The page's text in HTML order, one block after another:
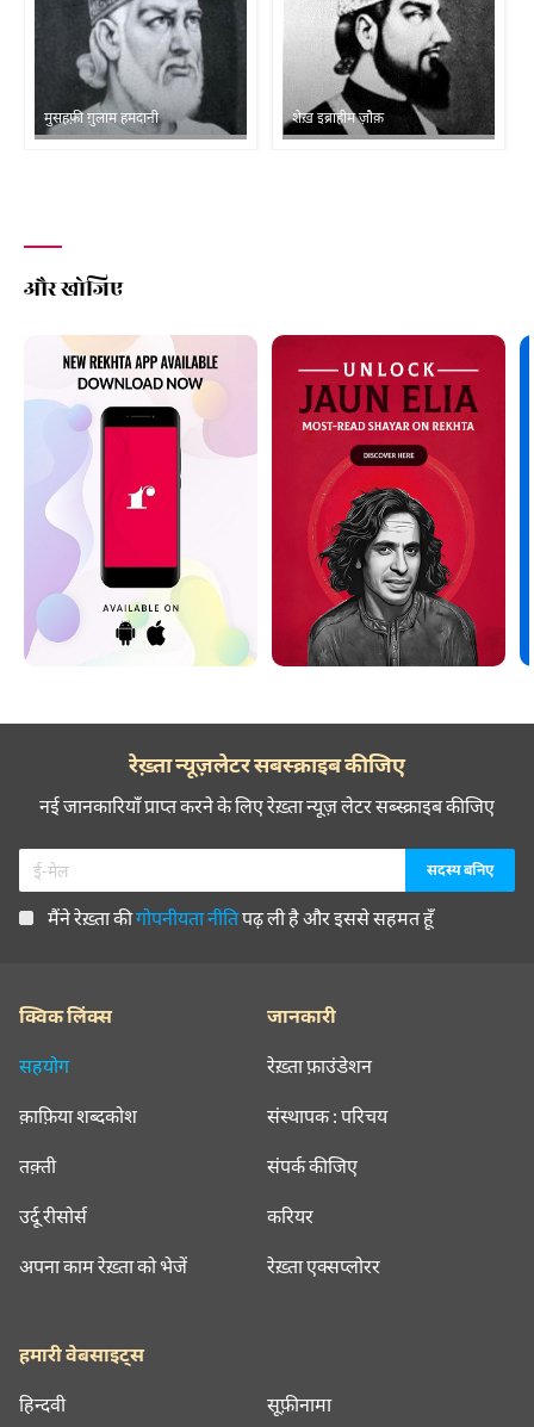
मुसहफ़ी ग़ुलाम हमदानी शेख़ इब्राहीम ज़ौक़
और खोजिए
रेख़्ता न्यूज़लेटर सबस्क्राइब कीजिए
नई जानकारियाँ प्राप्त करने के लिए रेख़्ता न्यूज़ लेटर सब्स्क्राइब कीजिए
मैंने रेख़्ता कीगोपनीयता नीतिपढ़ ली है और इससे सहमत हूँ
क्विक लिंक्स
सहयोग
क़ाफ़िया शब्दकोश
तक़्ती
उर्दू रीसोर्स
अपना काम रेख़्ता को भेजें
जानकारी
रेख़्ता फ़ाउंडेशन
संस्थापक : परिचय
संपर्क कीजिए
करियर
रेख़्ता एक्सप्लोरर
हमारी वेबसाइट्स
हिन्दवी सूफ़ीनामा